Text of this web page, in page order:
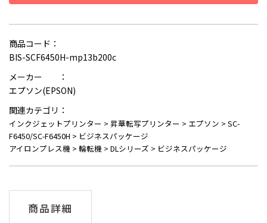
商品コード：
BIS-SCF6450H-mp13b200c
メーカー ：
エプソン(EPSON)
関連カテゴリ：
インクジェットプリンター > 昇華転写プリンター > エプソン > SC-
F6450/SC-F6450H > ビジネスパッケージ
アイロンプレス機 > 輪転機 > DLシリーズ > ビジネスパッケージ
商品詳細